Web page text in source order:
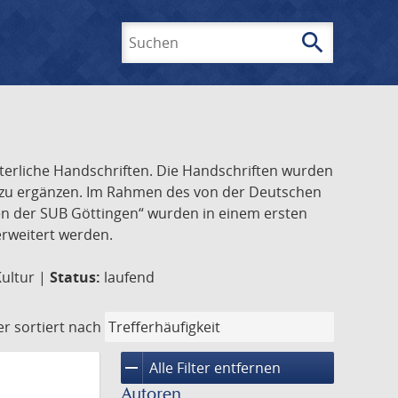
search
Handschriften. Die Handschriften wurden
ergänzen. Im Rahmen des von der Deutschen
SUB Göttingen“ wurden in einem ersten
werden.
| Status: laufend
sortiert nach
remove Alle Filter entfernen